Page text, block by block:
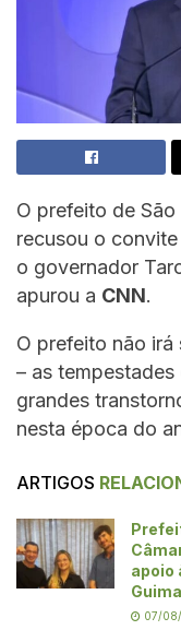
O prefeito de
recusou o
o governador
apurou a CNN.
O prefeito não irá
– as
grandes
nesta época do
ARTIGOS
apoio
07/